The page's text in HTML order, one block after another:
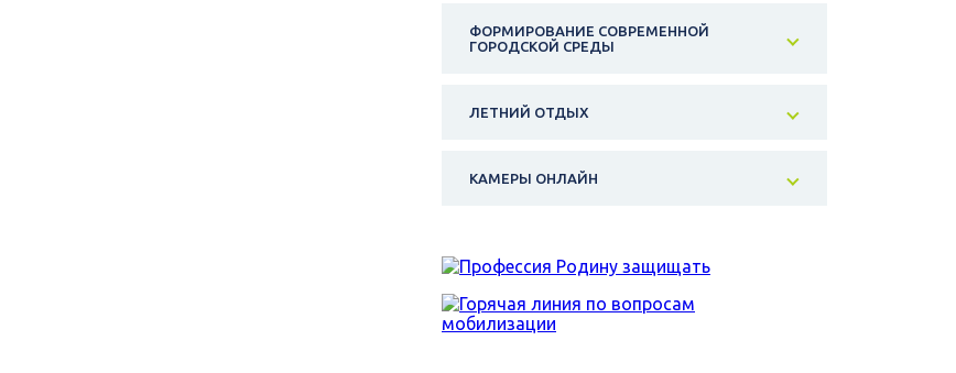
ФОРМИРОВАНИЕ СОВРЕМЕННОЙ
ГОРОДСКОЙ СРЕДЫ
ЛЕТНИЙ ОТДЫХ
КАМЕРЫ ОНЛАЙН